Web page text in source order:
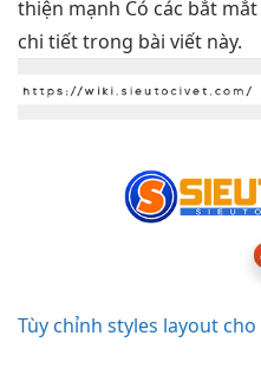
thiện mạnh Có các bắt mắt
chi tiết trong bài viết này.
Tùy chỉnh styles layout